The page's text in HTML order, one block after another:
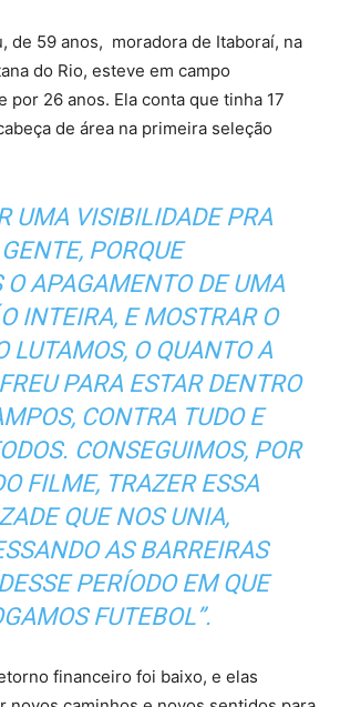
de 59 anos, moradora de Itaboraí, na
do Rio, esteve em campo
por 26 anos. Ela conta que tinha 17
de área na primeira seleção
UMA VISIBILIDADE PRA
GENTE, PORQUE
O APAGAMENTO DE UMA
INTEIRA, E MOSTRAR O
LUTAMOS, O QUANTO A
PARA ESTAR DENTRO
CONTRA TUDO E
CONSEGUIMOS, POR
FILME, TRAZER ESSA
QUE NOS UNIA,
AS BARREIRAS
PERÍODO EM QUE
FUTEBOL”.
financeiro foi baixo, e elas